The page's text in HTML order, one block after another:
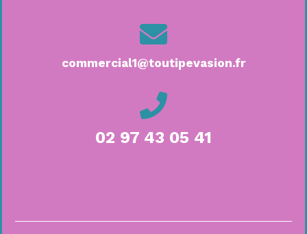
commercial1@toutipevasion.fr
02 97 43 05 41